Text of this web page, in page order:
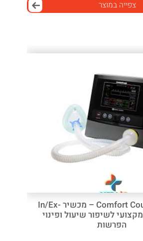
צפייה במוצר
משעל Comfort Cough II – מכשיר In/Ex-
Sufflation מקצועי לשיפור שיעול ופינוי
הפרשות